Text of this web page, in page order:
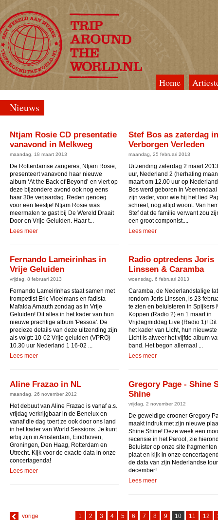
Home
Nieuws
Ntjam Rosie CD presentatie
vanavond in Melkweg
maandag, 18 maart 2013
De Rotterdamse zangeres, Ntjam Rosie,
presenteert vanavond haar nieuwe
album ‘At the Back of Beyond’ en viert op
deze bijzondere avond ook nog eens
haar 30e verjaardag. Reden genoeg
voor een feestje! Ntjam Rosie was
meermalen te gast bij De Wereld Draait
Door en Vrije Geluiden. Haar t...
Lees meer
Stef Bos as zaterdag in
Verborgen Verleden
maandag, 25 februari 2013
Uitzending zaterdag 2 maart
uur, Nederland 2 (herhaling
maart om 12.00 uur op
Bos werd geboren in
zijn vader, voor wie hij het lied
schreef, nog altijd woont. Van
Stef dat de familie verwant zou
een groot componist....
Lees meer
Fernando Lameirinhas in
Vrije Geluiden
vrijdag, 8 februari 2013
Fernando Lameirinhas staat samen met
trompettist Eric Vloeimans en fadista
Mafalda Arnauth zondag as in Vrije
Geluiden! Dit alles in het kader van hun
nieuwe prachtige album 'Pessoa'. De
precieze details van deze uitzending zijn
als volgt: 10-02 Vrije geluiden (VPRO)
10.30 uur Nederland 1 16-02 ...
Lees meer
Radio optredens Joris
Linssen & Caramba
woensdag, 6 februari 2013
Caramba, de Nederlandstalige
rondom Joris Linssen, is 23
te zien en beluisteren in Spijkers
Koppen (Radio 2) en 1 maart in
Vrijdagmiddag Live (Radio 1)! Dit
het kader van Licht, hun
Licht is alweer het vijfde album
band. Het begon allemaal ...
Lees meer
Aline Frazao in NL
maandag, 26 november 2012
Het debuut van Aline Frazao is vanaf a.s.
vrijdag verkrijgbaar in de Benelux en
vanaf die dag toert ze ook door ons land
in het kader van World Sessions. Je kunt
erbij zijn in Amsterdam, Eindhoven,
Groningen, Den Haag, Rotterdam en
Utrecht. Kijk voor de exacte data in onze
concertagenda!
Lees meer
Gregory Page - Shine
Shine
vrijdag, 2 november 2012
De geweldige crooner Gregory
maakt indruk met zijn nieuwe
Shine Shine! Deze week een
recensie in het Parool, zie
Beluister op onze site
plaat en kijk in onze
de data van zijn Nederlandse
december!
Lees meer
vorige 1 2 3 4 5 6 7 8 9 10 11 12